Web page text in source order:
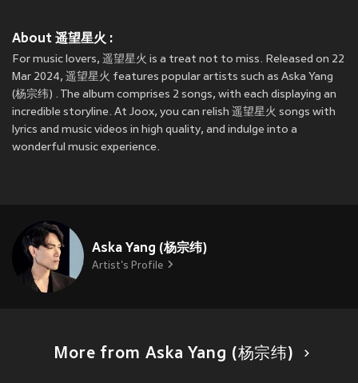
About 遥望星火 :
For music lovers, 遥望星火 is a treat not to miss. Released on 22
Mar 2024, 遥望星火 features popular artists such as Aska Yang
(杨宗纬) . The album comprises 2 songs, with each displaying an
incredible storyline. At Joox, you can relish 遥望星火 songs with
lyrics and music videos in high quality, and indulge into a
wonderful music experience.
Aska Yang (杨宗纬)
Artist's Profile
More from Aska Yang (杨宗纬)